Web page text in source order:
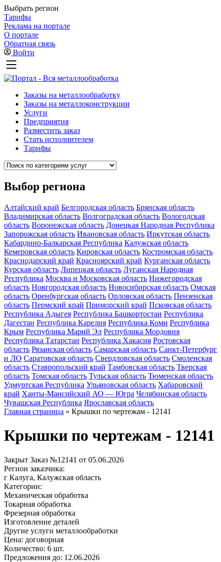
Выбрать регион
Тарифы
Реклама на портале
О портале
Обратная связь
Войти
Заказы на металлообработку
Заказы на металлоконструкции
Услуги
Предприятия
Разместить заказ
Стать исполнителем
Тарифы
Выбор региона
Алтайский край Белгородская область Брянская область
Владимирская область Волгоградская область Вологодская
область Воронежская область Донецкая Народная Республика
Запорожская область Ивановская область Иркутская область
Кабардино-Балкарская Республика Калужская область
Кемеровская область Кировская область Костромская область
Краснодарский край Красноярский край Курганская область
Курская область Липецкая область Луганская Народная
Республика Москва и Московская область Нижегородская
область Новгородская область Новосибирская область Омская
область Оренбургская область Орловская область Пензенская
область Пермский край Приморский край Псковская область
Республика Адыгея Республика Башкортостан Республика
Дагестан Республика Карелия Республика Коми Республика
Крым Республика Марий Эл Республика Мордовия
Республика Татарстан Республика Хакасия Ростовская
область Рязанская область Самарская область Санкт-Петербург
и ЛО Саратовская область Свердловская область Смоленская
область Ставропольский край Тамбовская область Тверская
область Томская область Тульская область Тюменская область
Удмуртская Республика Ульяновская область Хабаровский
край Ханты-Мансийский АО — Югра Челябинская область
Чувашская Республика Ярославская область
Главная страница » Крышки по чертежам - 12141
Крышки по чертежам - 12141
Закрыт Заказ №12141 от 05.06.2026
Регион заказчика:
г Калуга, Калужская область
Категории:
Механическая обработка
Токарная обработка
Фрезерная обработка
Изготовление деталей
Другие услуги металлообработки
Цена: договорная
Количество: 6 шт.
Предложения до: 12.06.2026